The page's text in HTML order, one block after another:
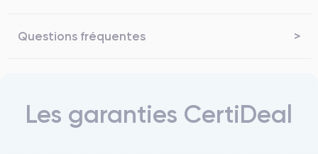
Questions fréquentes
Les garanties CertiDeal